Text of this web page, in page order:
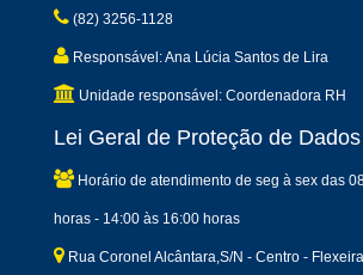
(82) 3256-1128
Responsável: Ana Lúcia Santos de Lira
Unidade responsável: Coordenadora RH
Lei Geral de Proteção de
Horário de atendimento de seg à sex das
horas - 14:00 às 16:00 horas
Rua Coronel Alcântara,S/N - Centro -